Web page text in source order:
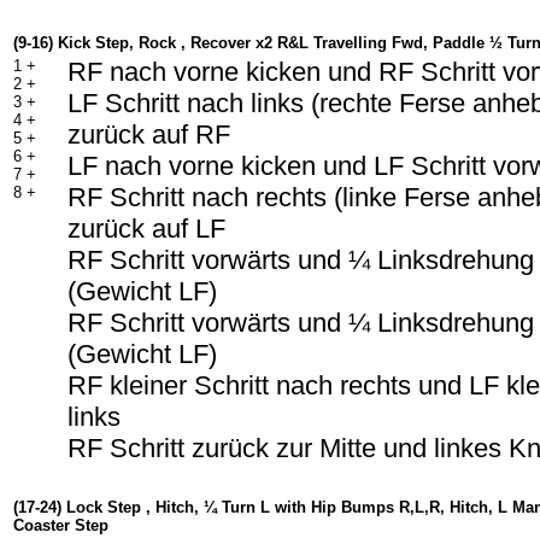
(9-16) Kick Step, Rock , Recover x2 R&L Travelling Fwd, Paddle ½
1 +
2 +
3 +
4 +
5 +
6 +
7 +
8 +
RF nach vorne kicken und RF Schritt
LF Schritt nach links (rechte Ferse
zurück auf RF
LF nach vorne kicken und LF Schritt
RF Schritt nach rechts (linke Ferse
zurück auf LF
RF Schritt vorwärts und ¼
(Gewicht LF)
RF Schritt vorwärts und ¼
(Gewicht LF)
RF kleiner Schritt nach rechts und LF
links
RF Schritt zurück zur Mitte und linkes
(17-24) Lock Step , Hitch, ¼ Turn L with Hip Bumps R,L,R, Hitch, L
Coaster Step